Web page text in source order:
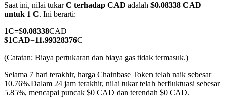
Derivatif saham, forex, logam mulia, dan komoditas
Saat ini, nilai tukarC terhadap CAD adalah $0.08338 CAD
untuk 1 C. Ini berarti:
1C=$0.08338CAD
$1CAD=11.99328376C
(Catatan: Biaya pertukaran dan biaya gas tidak termasuk.)
Selama 7 hari terakhir, harga Chainbase Token telah naik sebesar
10.76%.Dalam 24 jam terakhir, nilai tukar telah berfluktuasi sebesar
5.85%, mencapai puncak $0 CAD dan terendah $0 CAD.